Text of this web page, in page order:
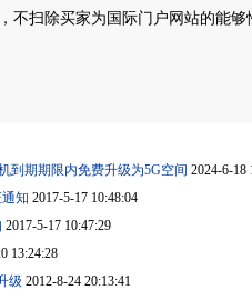
不扫除买家为国际门户网站的能够
到期期限内免费升级为5G空间 2024-6-18
知 2017-5-17 10:48:04
2017-5-17 10:47:29
13:24:28
级 2012-8-24 20:13:41